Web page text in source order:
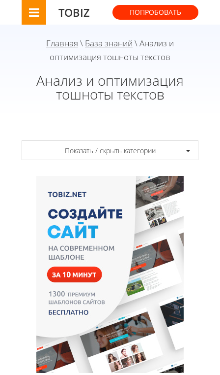
TOBIZ ПОПРОБОВАТЬ
Главная \ База знаний \ Анализ и
оптимизация тошноты текстов
Анализ и оптимизация
тошноты текстов
Показать / скрыть категории